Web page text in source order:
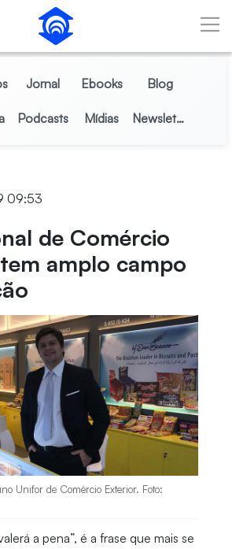
principal
Jornal Ebooks Blog
Podcasts Mídias Newsletter
09:53
de Comércio
amplo campo
Unifor de Comércio Exterior. Foto:
a pena”, é a frase que mais se